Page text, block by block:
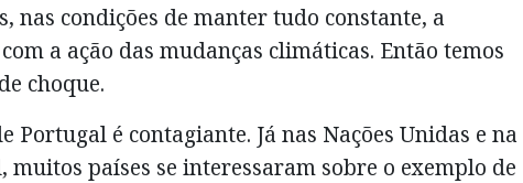
nas condições de manter tudo constante, a
a ação das mudanças climáticas. Então temos
choque.
Portugal é contagiante. Já nas Nações Unidas e na
muitos países se interessaram sobre o exemplo de